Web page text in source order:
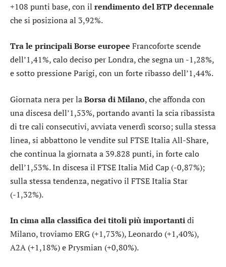
+108 punti base, con il rendimento del BTP decennale
che si posiziona al 3,92%.
Tra le principali Borse europee Francofortescende
dell’1,41%, calo deciso perLondra, che segna un -1,28%,
e sotto pressioneParigi, con un forte ribasso dell’1,44%.
Giornata nera per laBorsa di Milano, che affonda con
una discesa dell’1,53%, portando avanti la scia ribassista
di tre cali consecutivi, avviata venerdì scorso; sulla stessa
linea, si abbattono le vendite sul FTSE Italia All-Share,
che continua la giornata a 39.828 punti, in forte calo
dell’1,53%. In discesa il FTSE Italia Mid Cap (-0,87%);
sulla stessa tendenza, negativo il FTSE Italia Star
(-1,32%).
In cima alla classifica dei titoli più importantidi
Milano, troviamoERG (+1,73%),Leonardo (+1,40%),
A2A (+1,18%) ePrysmian (+0,80%).